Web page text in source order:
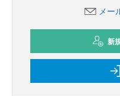
メー
新